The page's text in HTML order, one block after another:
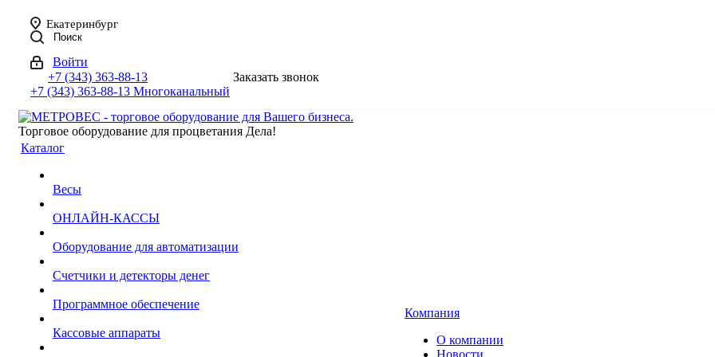
Екатеринбург
Поиск
Войти
+7 (343) 363-88-13
+7 (343) 363-88-13 Многоканальный
Заказать звонок
Торговое оборудование для процветания Дела!
Каталог
Весы
ОНЛАЙН-КАССЫ
Оборудование для автоматизации
Счетчики и детекторы денег
Программное обеспечение
Кассовые аппараты
Компания
О компании
Новости